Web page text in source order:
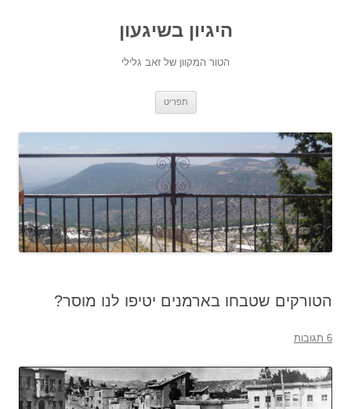
היגיון בשיגעון
הטור המקוון של זאב גלילי
תפריט
הטורקים שטבחו בארמנים יטיפו לנו מוסר?
6 תגובות